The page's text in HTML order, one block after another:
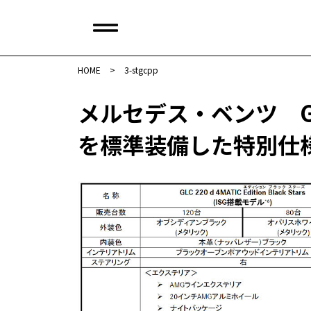
HOME > 3-stgcpp
メルセデス・ベンツ
を標準装備した特別